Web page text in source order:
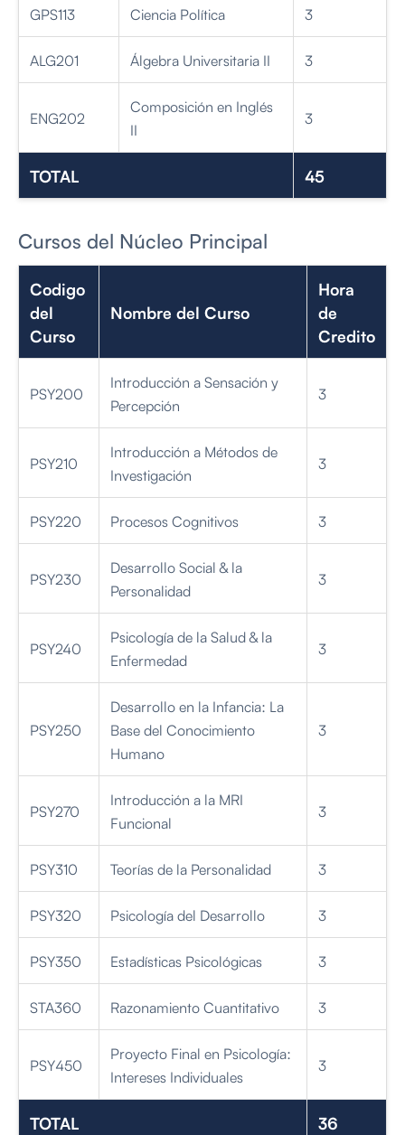
GPS113 Ciencia Política 3
ALG201 Álgebra Universitaria II 3
ENG202
Composición en Inglés
II
3
TOTAL 45
Cursos del Núcleo Principal
Codigo
del
Curso
Nombre del Curso
Hora
de
Credito
PSY200
Introducción a Sensación y
Percepción
3
PSY210
Introducción a Métodos de
Investigación
3
PSY220 Procesos Cognitivos 3
PSY230
Desarrollo Social & la
Personalidad
3
PSY240
Psicología de la Salud & la
Enfermedad
3
PSY250
Desarrollo en la Infancia: La
Base del Conocimiento
Humano
3
PSY270
Introducción a la MRI
Funcional
3
PSY310 Teorías de la Personalidad 3
PSY320 Psicología del Desarrollo 3
PSY350 Estadísticas Psicológicas 3
STA360 Razonamiento Cuantitativo 3
PSY450
Proyecto Final en Psicología:
Intereses Individuales
3
TOTAL 36